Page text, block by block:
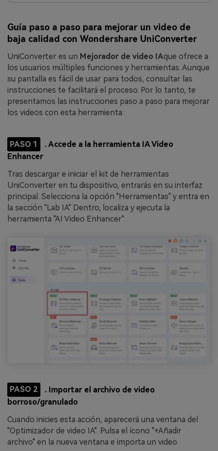
Guía paso a paso para mejorar un video de
baja calidad con Wondershare UniConverter
UniConverter es un Mejorador de video IAque ofrece a
los usuarios múltiples funciones y herramientas. Aunque
su pantalla es fácil de usar para todos, consultar las
instrucciones te facilitará el proceso. Por lo tanto, te
presentamos las instrucciones paso a paso para mejorar
los videos con esta herramienta:
PASO 1
. Accede a la herramienta IA Video
Enhancer
Tras descargar e iniciar el kit de herramientas
UniConverter en tu dispositivo, entrarás en su interfaz
principal. Selecciona la opción "Herramientas" y entra en
la sección "Lab IA" Dentro, localiza y ejecuta la
herramienta "AI Video Enhancer".
PASO 2
. Importar el archivo de video
borroso/granulado
Cuando inicies esta acción, aparecerá una ventana del
"Optimizador de video IA". Pulsa el ícono "+Añadir
archivo" en la nueva ventana e importa un video.